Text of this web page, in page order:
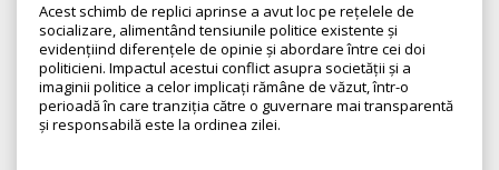
Acest schimb de replici aprinse a avut loc pe rețelele de
socializare, alimentând tensiunile politice existente și
evidențiind diferențele de opinie și abordare între cei doi
politicieni. Impactul acestui conflict asupra societății și a
imaginii politice a celor implicați rămâne de văzut, într-o
perioadă în care tranziția către o guvernare mai transparentă
și responsabilă este la ordinea zilei.